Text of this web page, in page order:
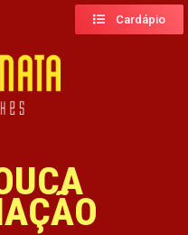
Cardápio